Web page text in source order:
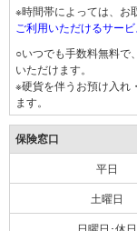
※時間帯によっては、お
ご利用いただけるサー
○いつでも手数料無料で
いただけます。
※硬貨を伴うお預け入れ
ます。
保険窓口
平日
土曜日
日曜日･休日